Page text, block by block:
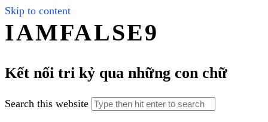
Skip to content
IAMFALSE9
Kết nối tri kỷ qua những con chữ
Search this website